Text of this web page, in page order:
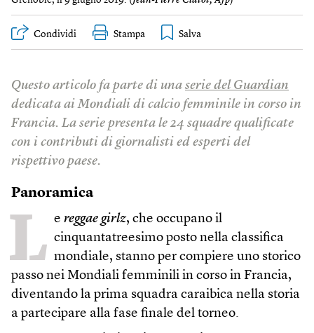
Condividi Stampa
Questo articolo fa parte di una serie del Guardian
dedicata ai Mondiali di calcio femminile in corso in
Francia. La serie presenta le 24 squadre qualificate
con i contributi di giornalisti ed esperti del
rispettivo paese.
Panoramica
L e reggae girlz, che occupano il
cinquantatreesimo posto nella classifica
mondiale, stanno per compiere uno storico
passo nei Mondiali femminili in corso in Francia,
diventando la prima squadra caraibica nella storia
a partecipare alla fase finale del torneo.